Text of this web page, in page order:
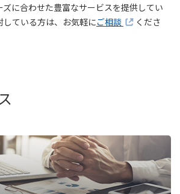
に合わせた豊富なサービスを提供してい
している方は、お気軽にご相談
くださ